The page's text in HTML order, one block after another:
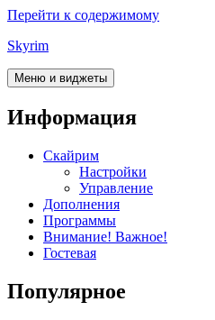
Перейти к содержимому
Skyrim
Меню и виджеты
Информация
Скайрим
Настройки
Управление
Дополнения
Программы
Внимание! Важное!
Гостевая
Популярное